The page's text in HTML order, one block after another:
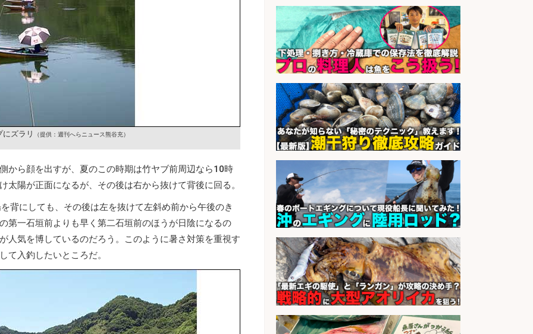
ズラリ （提供：週刊へらニュース熊谷充）
から顔を出すが、夏のこの時期は竹ヤブ前周辺なら10時
太陽が正面になるが、その後は右から抜けて背後に回る。
背にしても、その後は左を抜けて左斜め前から午後のき
第一石垣前よりも早く第二石垣前のほうが日陰になるの
人気を博しているのだろう。このように暑さ対策を重視す
て入釣したいところだ。